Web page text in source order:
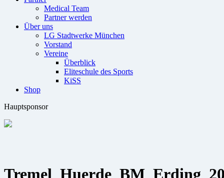
Medical Team
Partner werden
Über uns
LG Stadtwerke München
Vorstand
Vereine
Überblick
Eliteschule des Sports
KiSS
Shop
Hauptsponsor